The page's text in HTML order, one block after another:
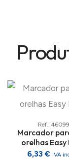
Ref.:
Marcador
orelhas Easy
6,33 € IVA